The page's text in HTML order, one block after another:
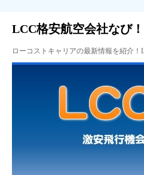
LCC格安航空会社なび
ローコストキャリアの最新情報を紹介